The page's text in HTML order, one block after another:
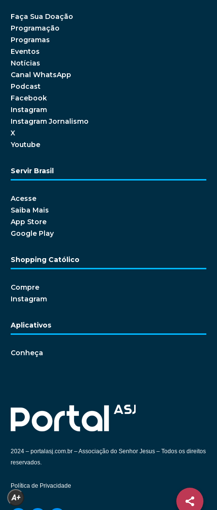
Faça Sua Doação
Programação
Programas
Eventos
Notícias
Canal WhatsApp
Podcast
Facebook
Instagram
Instagram Jornalismo
X
Youtube
Servir Brasil
Acesse
Saiba Mais
App Store
Google Play
Shopping Católico
Compre
Instagram
Aplicativos
Conheça
2024 –portalasj.com.br – Associação do Senhor Jesus – Todos os direitos
reservados.
Política de Privacidade
A+